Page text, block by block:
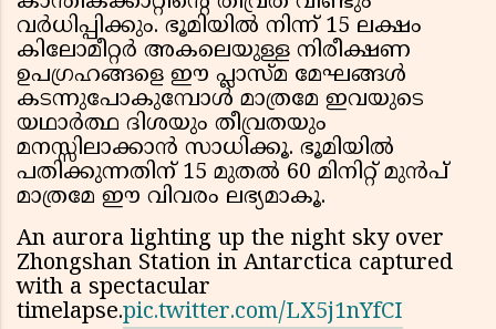
വർധിപ്പിക്കും. ഭൂമിയിൽ നിന്ന് 15 ലക്ഷം
കിലോമീറ്റർ അകലെയുള്ള നിരീക്ഷണ
ഉപഗ്രഹങ്ങളെ ഈ പ്ലാസ്മ മേഘങ്ങൾ
കടന്നുപോകുമ്പോൾ മാത്രമേ ഇവയുടെ
യഥാർത്ഥ ദിശയും തീവ്രതയും
മനസ്സിലാക്കാൻ സാധിക്കൂ. ഭൂമിയിൽ
പതിക്കുന്നതിന് 15 മുതൽ 60 മിനിറ്റ് മുൻപ്
മാത്രമേ ഈ വിവരം ലഭ്യമാകൂ.
An aurora lighting up the night sky over
Zhongshan Station in Antarctica captured
with a spectacular
timelapse.pic.twitter.com/LX5j1nYfCI